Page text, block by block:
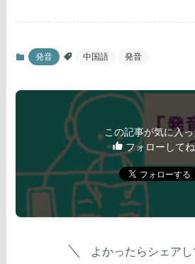
発音 中国語 発音
この記事が気に入
フォローして
よかったらシェアし